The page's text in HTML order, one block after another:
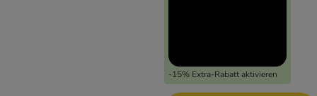
-15% Extra-Rabatt aktivieren